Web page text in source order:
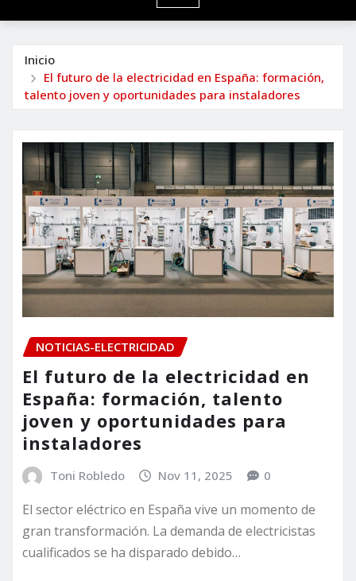
Inicio
El futuro de la electricidad en España: formación,
talento joven y oportunidades para instaladores
NOTICIAS-ELECTRICIDAD
El futuro de la electricidad en
España: formación, talento
joven y oportunidades para
instaladores
Toni Robledo Nov 11, 2025 0
El sector eléctrico en España vive un momento de
gran transformación. La demanda de electricistas
cualificados se ha disparado debido…